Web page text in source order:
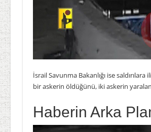
İsrail Savunma Bakanlığı ise
bir askerin öldüğünü, iki askerin
Haberin Arka